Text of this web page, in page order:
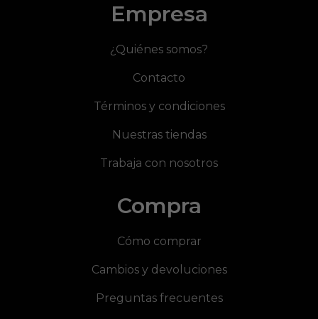
Empresa
¿Quiénes somos?
Contacto
Términos y condiciones
Nuestras tiendas
Trabaja con nosotros
Compra
Cómo comprar
Cambios y devoluciones
Preguntas frecuentes